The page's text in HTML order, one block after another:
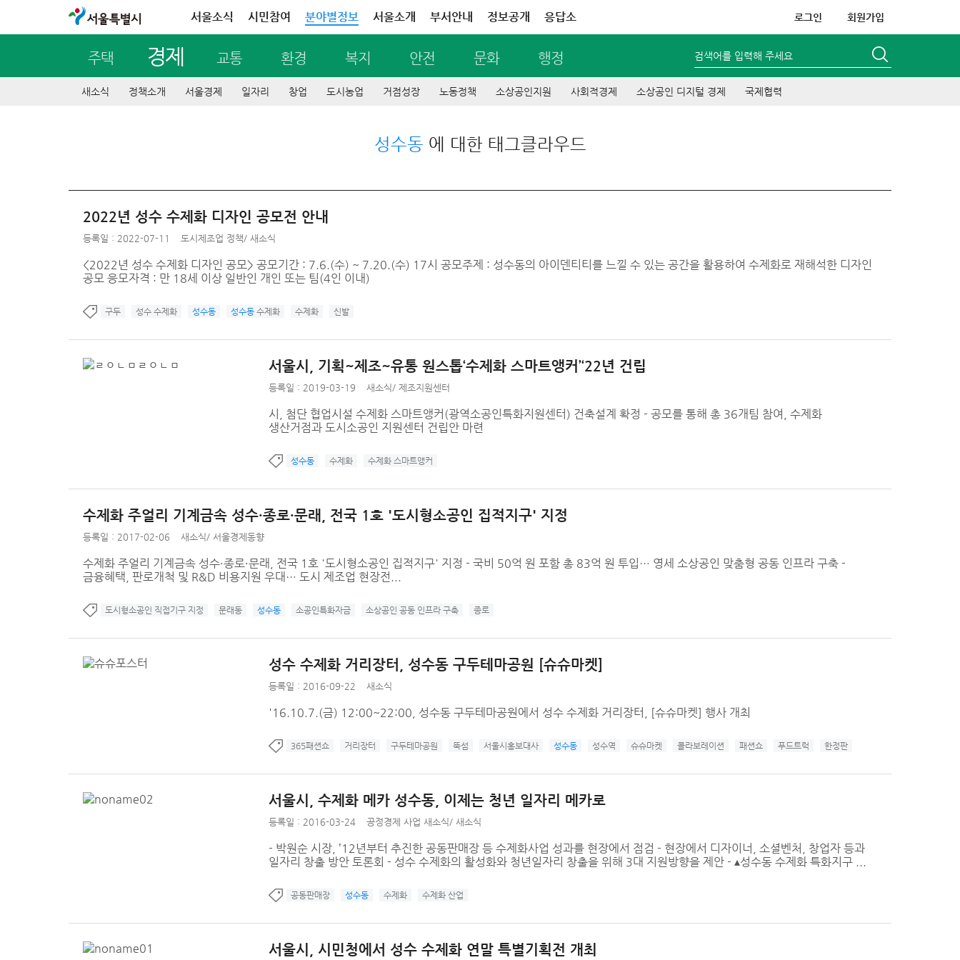
서울특별시 서울소식 시민참여 분야별정보 서울소개 부서안내 정보공개 응답소 로그인 회원가입
주택 경제 교통 환경 복지 안전 문화 행정 검색어를 입력해 주세요
새소식 정책소개 서울경제 일자리 창업 도시농업 거점성장 노동정책 소상공인지원 사회적경제 소상공인 디지털 경제 국제협력
성수동 에 대한 태그클라우드
2022년 성수 수제화 디자인 공모전 안내
등록일 : 2022-07-11 도시제조업 정책/ 새소식
<2022년 성수 수제화 디자인 공모> 공모기간 : 7.6.(수) ~ 7.20.(수) 17시 공모주제 : 성수동의 아이덴티티를 느낄 수 있는 공간을 활용하여 수제화로 재해석한 디자인
공모 응모자격 : 만 18세 이상 일반인 개인 또는 팀(4인 이내)
구두 성수 수제화 성수동 성수동 수제화 수제화 신발
서울시, 기획~제조~유통 원스톱‘수제화 스마트앵커’‘22년 건립
등록일 : 2019-03-19 새소식/ 제조지원센터
시, 첨단 협업시설 수제화 스마트앵커(광역소공인특화지원센터) 건축설계 확정 - 공모를 통해 총 36개팀 참여, 수제화
생산거점과 도시소공인 지원센터 건립안 마련
성수동 수제화 수제화 스마트앵커
수제화 주얼리 기계금속 성수·종로·문래, 전국 1호 '도시형소공인 집적지구' 지정
등록일 : 2017-02-06 새소식/ 서울경제동향
수제화 주얼리 기계금속 성수·종로·문래, 전국 1호 '도시형소공인 집적지구' 지정 - 국비 50억 원 포함 총 83억 원 투입… 영세 소상공인 맞춤형 공동 인프라 구축 -
금융혜택, 판로개척 및 R&D 비용지원 우대… 도시 제조업 현장전...
도시형소공인 직접기구 지정 문래동 성수동 소공인특화자금 소상공인 공동 인프라 구축 종로
성수 수제화 거리장터, 성수동 구두테마공원 [슈슈마켓]
등록일 : 2016-09-22 새소식
'16.10.7.(금) 12:00~22:00, 성수동 구두테마공원에서 성수 수제화 거리장터, [슈슈마켓] 행사 개최
365패션쇼 거리장터 구두테마공원 뚝섬 서울시홍보대사 성수동 성수역 슈슈마켓 콜라보레이션 패션쇼 푸드트럭 한정판
서울시, 수제화 메카 성수동, 이제는 청년 일자리 메카로
등록일 : 2016-03-24 공정경제 사업 새소식/ 새소식
- 박원순 시장, ’12년부터 추진한 공동판매장 등 수제화사업 성과를 현장에서 점검 - 현장에서 디자이너, 소셜벤처, 창업자 등과
일자리 창출 방안 토론회 - 성수 수제화의 활성화와 청년일자리 창출을 위해 3대 지원방향을 제안 - ▴성수동 수제화 특화지구 ...
공동판매장 성수동 수제화 수제화 산업
서울시, 시민청에서 성수 수제화 연말 특별기획전 개최